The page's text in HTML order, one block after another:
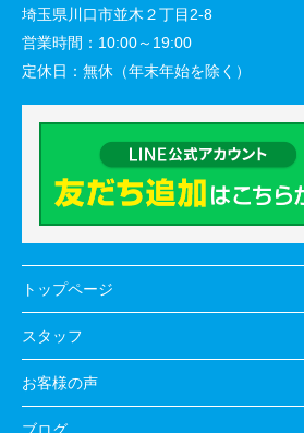
埼玉県川口市並木２丁目2-8
営業時間： 10:00～19:00
定休日： 無休（年末年始を除く）
トップページ
スタッフ
お客様の声